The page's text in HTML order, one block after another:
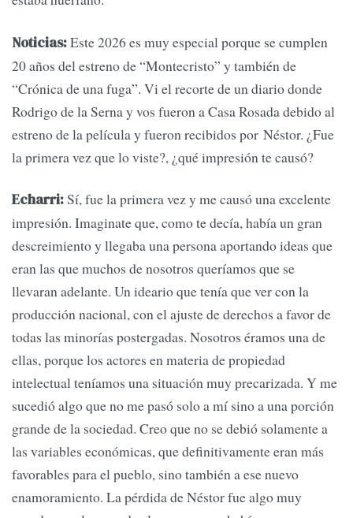
Noticias:Este 2026 es muy especial porque se cumplen
20 años del estreno de “Montecristo” y también de
“Crónica de una fuga”. Vi el recorte de un diario donde
Rodrigo de la Serna y vos fueron a Casa Rosada debido al
estreno de la película y fueron recibidos por Néstor. ¿Fue
la primera vez que lo viste?, ¿qué impresión te causó?
Echarri:Sí, fue la primera vez y me causó una excelente
impresión. Imaginate que, como te decía, había un gran
descreimiento y llegaba una persona aportando ideas que
eran las que muchos de nosotros queríamos que se
llevaran adelante. Un ideario que tenía que ver con la
producción nacional, con el ajuste de derechos a favor de
todas las minorías postergadas. Nosotros éramos una de
ellas, porque los actores en materia de propiedad
intelectual teníamos una situación muy precarizada. Y me
sucedió algo que no me pasó solo a mí sino a una porción
grande de la sociedad. Creo que no se debió solamente a
las variables económicas, que definitivamente eran más
favorables para el pueblo, sino también a ese nuevo
enamoramiento. La pérdida de Néstor fue algo muy